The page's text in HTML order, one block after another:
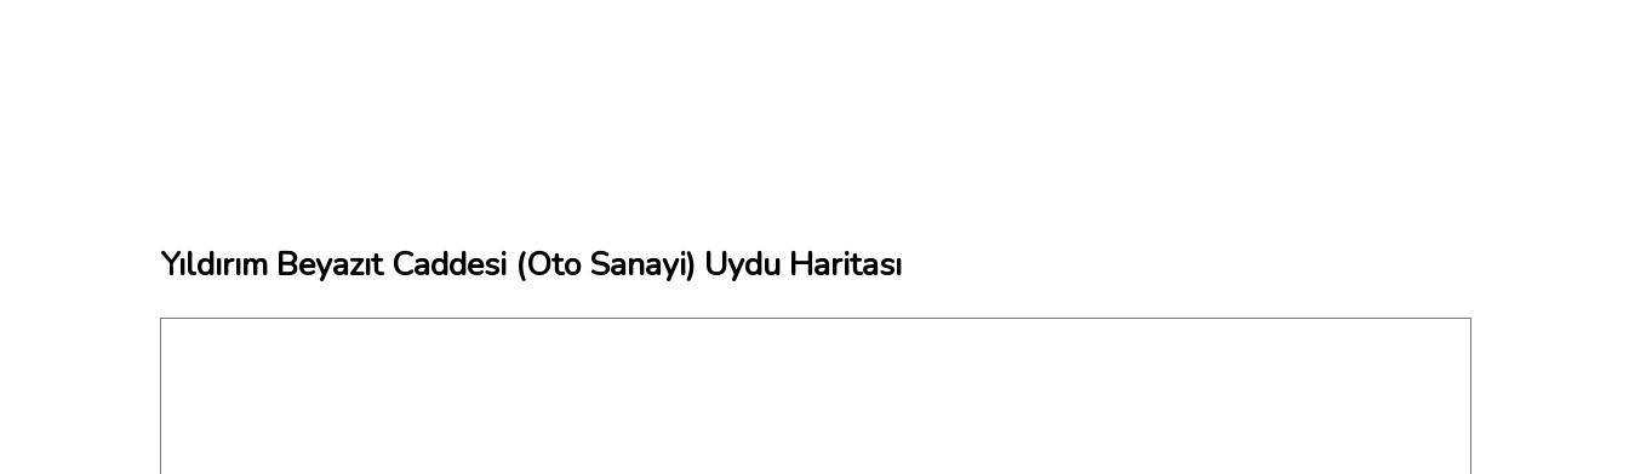
Yıldırım Beyazıt Caddesi (Oto Sanayi) Uydu Haritası